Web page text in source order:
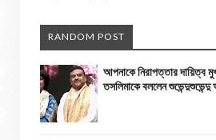
RANDOM POST
আপনাকে নিরাপত্তার দায়িত্ব
তসলিমাকে বললেন শুভেন্দুশুভেন্দু